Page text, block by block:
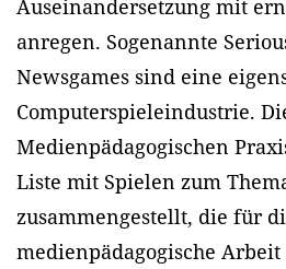
Auseinandersetzung mit
anregen. Sogenannte
Newsgames sind eine
Computerspieleindustrie.
Medienpädagogischen
Liste mit Spielen zum
zusammengestellt, die für
medienpädagogische